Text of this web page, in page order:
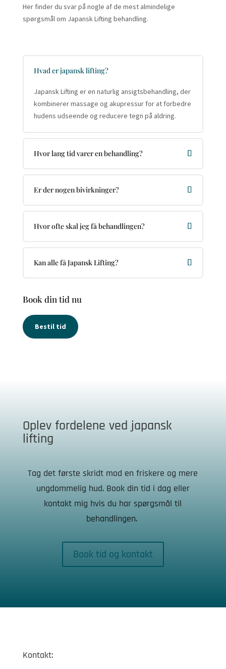
Her finder du svar på nogle af de mest almindelige
spørgsmål om Japansk Lifting behandling.
Hvad er japansk lifting?
Japansk Lifting er en naturlig ansigtsbehandling, der
kombinerer massage og akupressur for at forbedre
hudens udseende og reducere tegn på aldring.
Hvor lang tid varer en behandling?
Er der nogen bivirkninger?
Hvor ofte skal jeg få behandlingen?
Kan alle få Japansk Lifting?
Book din tid nu
Bestil tid
Oplev fordelene ved japansk
lifting
Tag det første skridt mod en friskere og mere
ungdommelig hud. Book din tid i dag eller
kontakt mig hvis du har spørgsmål til
behandlingen.
Book tid og kontakt
Kontakt: